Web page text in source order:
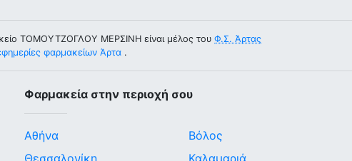
ΤΟΜΟΥΤΖΟΓΛΟΥ ΜΕΡΣΙΝΗ είναι μέλος του Φ.Σ. Άρτας
φαρμακείων Άρτα .
Φαρμακεία στην περιοχή σου
Αθήνα
Θεσσαλονίκη
Βόλος
Καλαμαριά